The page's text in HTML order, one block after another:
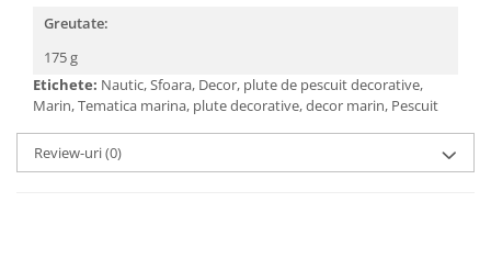
Greutate:
175 g
Etichete: Nautic, Sfoara, Decor, plute de pescuit decorative,
Marin, Tematica marina, plute decorative, decor marin, Pescuit
Review-uri(0)